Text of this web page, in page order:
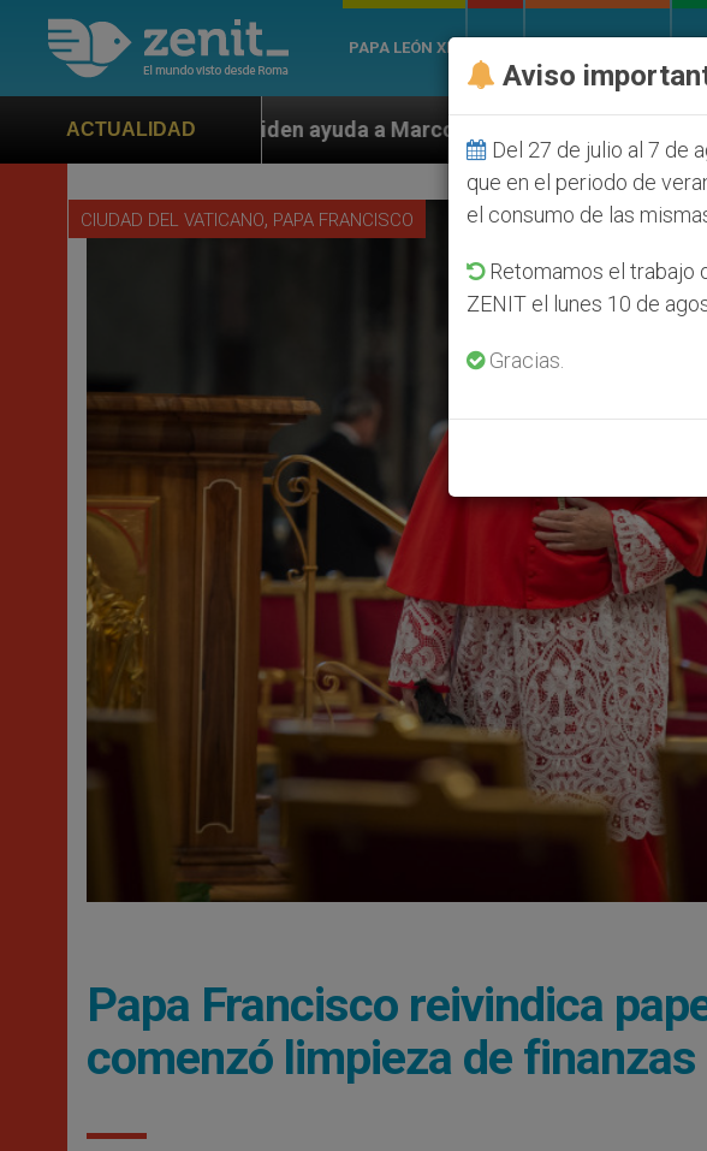
PAPA LEÓN XIV
ACTUALIDAD
a Marco Rubio ante persecución de colonos judíos que afecta a
CIUDAD DEL VATICANO, PAPA FRANCISCO
Papa Francisco reivindica
comenzó limpieza de
Aviso
Del 27 de julio al 7 de
que en el periodo de
el consumo de las
Retomamos el trabajo
ZENIT el lunes 10 de
Gracias.